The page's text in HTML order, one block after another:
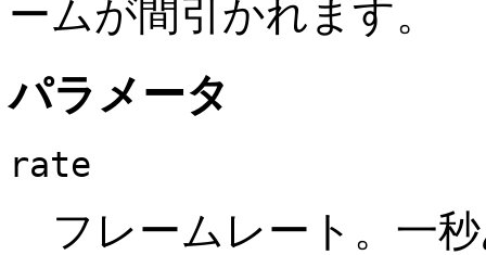
ームが間引かれます。
パラメータ
rate
フレームレート。一